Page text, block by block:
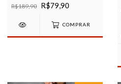
R$189,90 R$79,90
COMPRAR